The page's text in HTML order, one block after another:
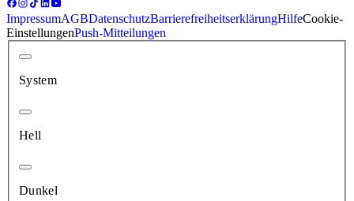
ImpressumAGBDatenschutzBarrierefreiheitserklärungHilfeCookie-
EinstellungenPush-Mitteilungen
System
Hell
Dunkel